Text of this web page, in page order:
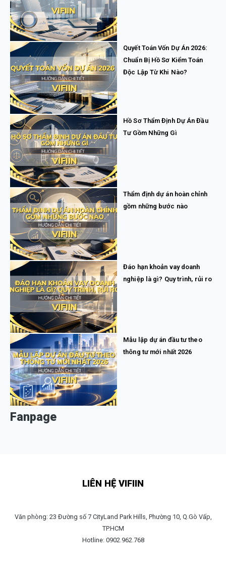
Quyết Toán Vốn Dự Án 2026:
Chuẩn Bị Hồ Sơ Kiểm Toán
Độc Lập Từ Khi Nào?
Hồ Sơ Thẩm Định Dự Án Đầu
Tư Gồm Những Gì
Thẩm định dự án hoàn chỉnh
gồm những bước nào
Đáo hạn khoản vay doanh
nghiệp là gì? Quy trình, rủi ro
Mẫu lập dự án đầu tư theo
thông tư mới nhất 2026
Fanpage
LIÊN HỆ VIFIIN
Văn phòng: 23 Đường số 7 CityLand Park Hills, Phường 10, Q.Gò Vấp,
TP.HCM
Hotline: 0902.962.768